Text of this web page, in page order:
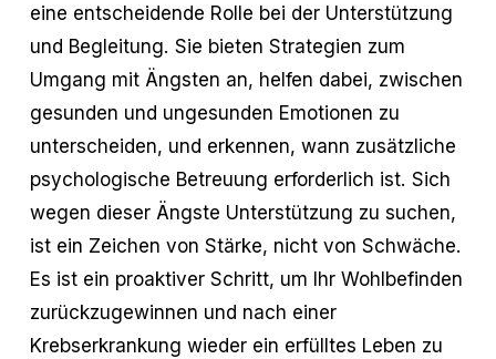
eine entscheidende Rolle bei der Unterstützung
und Begleitung. Sie bieten Strategien zum
Umgang mit Ängsten an, helfen dabei, zwischen
gesunden und ungesunden Emotionen zu
unterscheiden, und erkennen, wann zusätzliche
psychologische Betreuung erforderlich ist. Sich
wegen dieser Ängste Unterstützung zu suchen,
ist ein Zeichen von Stärke, nicht von Schwäche.
Es ist ein proaktiver Schritt, um Ihr Wohlbefinden
zurückzugewinnen und nach einer
Krebserkrankung wieder ein erfülltes Leben zu